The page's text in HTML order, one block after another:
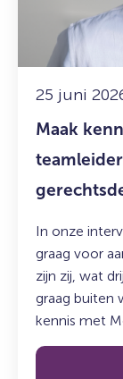
25 juni
Maak
In onze
graag voor
zijn zij, wat
graag buiten
kennis met
teamleider
Overheid
en
Syncasso